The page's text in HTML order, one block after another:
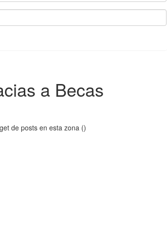
a Becas
de posts en esta zona ()